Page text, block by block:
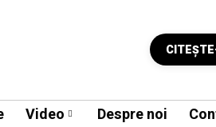
Video Despre noi